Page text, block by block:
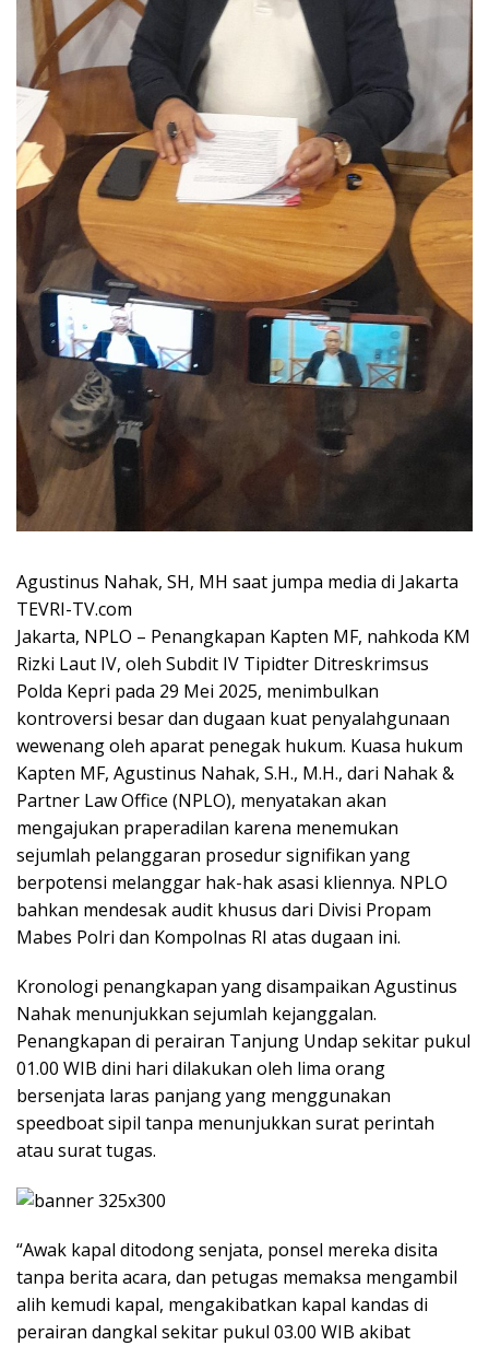
Agustinus Nahak, SH, MH saat jumpa media di Jakarta
TEVRI-TV.com
Jakarta, NPLO – Penangkapan Kapten MF, nahkoda KM
Rizki Laut IV, oleh Subdit IV Tipidter Ditreskrimsus
Polda Kepri pada 29 Mei 2025, menimbulkan
kontroversi besar dan dugaan kuat penyalahgunaan
wewenang oleh aparat penegak hukum. Kuasa hukum
Kapten MF, Agustinus Nahak, S.H., M.H., dari Nahak &
Partner Law Office (NPLO), menyatakan akan
mengajukan praperadilan karena menemukan
sejumlah pelanggaran prosedur signifikan yang
berpotensi melanggar hak-hak asasi kliennya. NPLO
bahkan mendesak audit khusus dari Divisi Propam
Mabes Polri dan Kompolnas RI atas dugaan ini.
Kronologi penangkapan yang disampaikan Agustinus
Nahak menunjukkan sejumlah kejanggalan.
Penangkapan di perairan Tanjung Undap sekitar pukul
01.00 WIB dini hari dilakukan oleh lima orang
bersenjata laras panjang yang menggunakan
speedboat sipil tanpa menunjukkan surat perintah
atau surat tugas.
“Awak kapal ditodong senjata, ponsel mereka disita
tanpa berita acara, dan petugas memaksa mengambil
alih kemudi kapal, mengakibatkan kapal kandas di
perairan dangkal sekitar pukul 03.00 WIB akibat